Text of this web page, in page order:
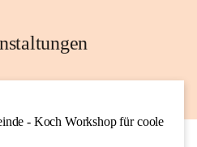
AUG
- Koch Workshop für coole